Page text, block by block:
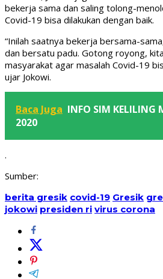
bekerja sama dan saling tolong-
Covid-19 bisa dilakukan dengan baik.
“Inilah saatnya bekerja bersama-
dan bersatu padu. Gotong royong,
masyarakat agar masalah Covid-19
ujar Jokowi.
Baca Juga INFO SIM KELILING
2020
.
Sumber:
berita gresik covid-19 Gresik
jokowi presiden ri virus corona